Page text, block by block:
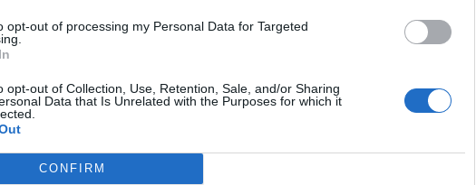
opt-out of processing my Personal Data for Targeted
opt-out of Collection, Use, Retention, Sale, and/or Sharing
Data that Is Unrelated with the Purposes for which it
CONFIRM
kuusi vaijeriliukua, esteitä
aloittelijoille että
on gondolihissi